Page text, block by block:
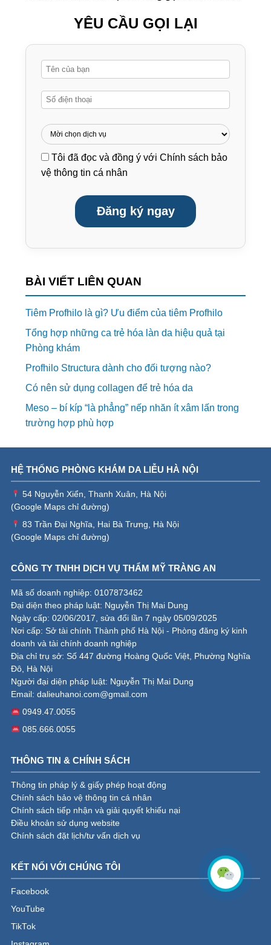
YÊU CẦU GỌI LẠI
Tôi đã đọc và đồng ý vớiChính sách bảo
vệ thông tin cá nhân
Đăng ký ngay
BÀI VIẾT LIÊN QUAN
Tiêm Profhilo là gì? Ưu điểm của tiêm Profhilo
Tổng hợp những ca trẻ hóa làn da hiệu quả tại
Phòng khám
Profhilo Structura dành cho đối tượng nào?
Có nên sử dụng collagen để trẻ hóa da
Meso – bí kíp “là phẳng” nếp nhăn ít xâm lấn trong
trường hợp phù hợp
HỆ THỐNG PHÒNG KHÁM DA LIỄU HÀ NỘI
54 Nguyễn Xiển, Thanh Xuân, Hà Nội
(Google Maps chỉ đường)
83 Trần Đại Nghĩa, Hai Bà Trưng, Hà Nội
(Google Maps chỉ đường)
CÔNG TY TNHH DỊCH VỤ THẨM MỸ TRÀNG AN
Mã số doanh nghiệp: 0107873462
Đại diện theo pháp luật: Nguyễn Thị Mai Dung
Ngày cấp: 02/06/2017, sửa đổi lần 7 ngày 05/09/2025
Nơi cấp: Sở tài chính Thành phố Hà Nội - Phòng đăng ký kinh
doanh và tài chính doanh nghiệp
Địa chỉ trụ sở: Số 447 đường Hoàng Quốc Việt, Phường Nghĩa
Đô, Hà Nội
Người đại diện pháp luật: Nguyễn Thị Mai Dung
Email: dalieuhanoi.com@gmail.com
0949.47.0055
085.666.0055
THÔNG TIN & CHÍNH SÁCH
Thông tin pháp lý & giấy phép hoạt động
Chính sách bảo vệ thông tin cá nhân
Chính sách tiếp nhận và giải quyết khiếu nại
Điều khoản sử dụng website
Chính sách đặt lịch/tư vấn dịch vụ
KẾT NỐI VỚI CHÚNG TÔI
Facebook
YouTube
TikTok